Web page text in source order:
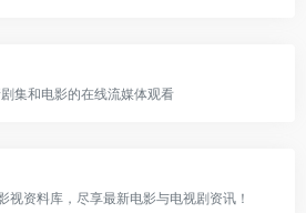
集和电影的在线流媒体观看
视资料库，尽享最新电影与电视剧资讯！